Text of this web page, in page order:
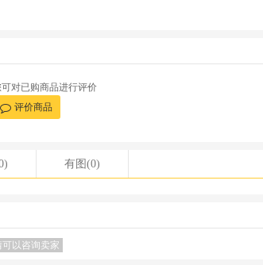
对已购商品进行评价
评价商品
有图(0)
以咨询卖家